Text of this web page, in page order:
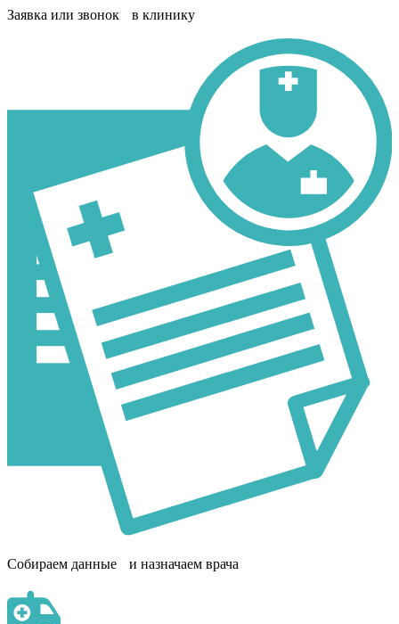
Заявка или звонок в клинику
Собираем данные и назначаем врача